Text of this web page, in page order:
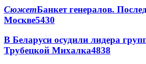
СюжетБанкет генералов.
Москве5430
В Беларуси осудили лидера
Трубецкой Михалка4838